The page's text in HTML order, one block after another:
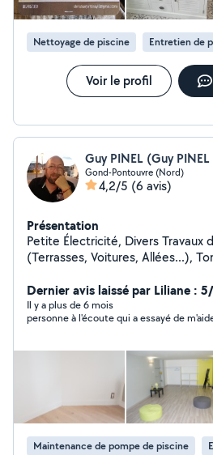
Nettoyage de piscine Entretien de
Voir le profil
Guy PINEL (Guy PINEL
Gond-Pontouvre (Nord)
4,2/5 (6 avis)
Présentation
Petite Électricité, Divers Travaux
(Terrasses, Voitures, Allées...),
Livraison de Courses, Assistance
Dernier avis laissé par Liliane :
Il y a plus de 6 mois
personne à l'écoute qui a essayé de
Maintenance de pompe de piscine